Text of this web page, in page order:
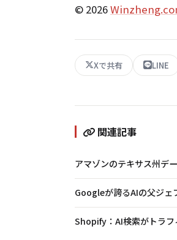
© 2026
Xで共有 LINE
関連記事
アマゾンのテキサス州デ
Googleが誇るAIの父ジェ
Shopify：AI検索がトラ